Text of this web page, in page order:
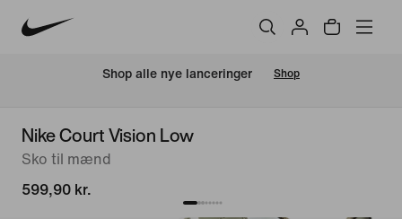
Shop alle nye lanceringer Shop
Nike Court Vision Low
Sko til mænd
599,90 kr.